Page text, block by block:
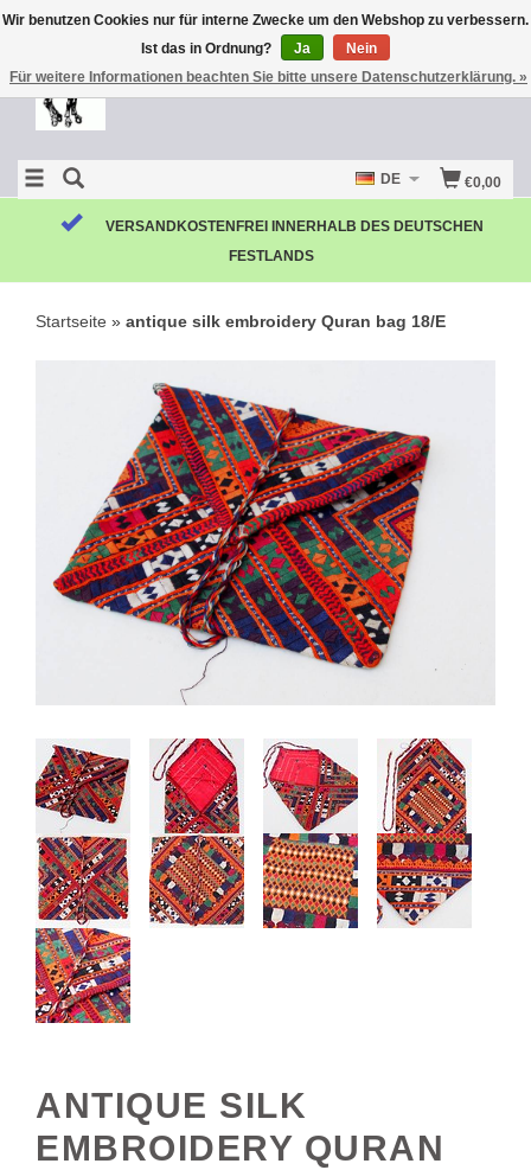
€0,00
DE
VERSANDKOSTENFREI INNERHALB DES DEUTSCHEN
FESTLANDS
Startseite » antique silk embroidery Quran bag 18/E
ANTIQUE SILK
EMBROIDERY QURAN
Wir benutzen Cookies nur für interne Zwecke um den Webshop zu verbessern.
Ist das in Ordnung?
Ja
Nein
Für weitere Informationen beachten Sie bitte unsere Datenschutzerklärung. »